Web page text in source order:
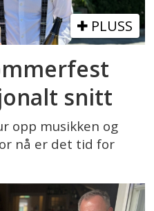
PLUSS
snitt
opp musikken og
nå er det tid for